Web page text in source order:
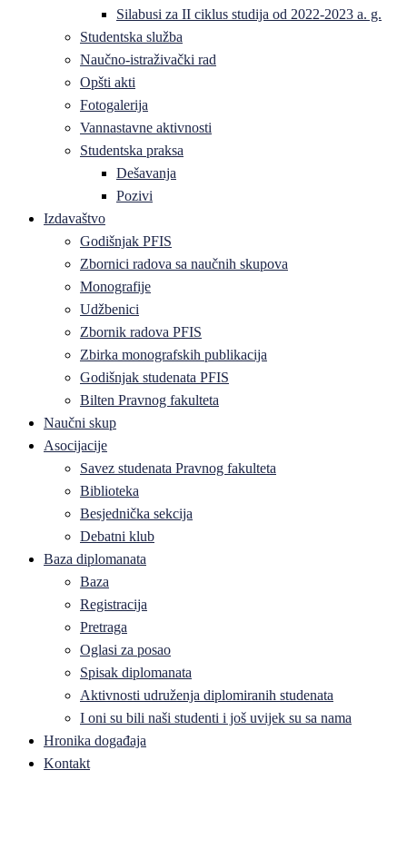
Silabusi za II ciklus studija od 2022-2023 a. g.
Studentska služba
Naučno-istraživački rad
Opšti akti
Fotogalerija
Vannastavne aktivnosti
Studentska praksa
Dešavanja
Pozivi
Izdavaštvo
Godišnjak PFIS
Zbornici radova sa naučnih skupova
Monografije
Udžbenici
Zbornik radova PFIS
Zbirka monografskih publikacija
Godišnjak studenata PFIS
Bilten Pravnog fakulteta
Naučni skup
Asocijacije
Savez studenata Pravnog fakulteta
Biblioteka
Besjednička sekcija
Debatni klub
Baza diplomanata
Baza
Registracija
Pretraga
Oglasi za posao
Spisak diplomanata
Aktivnosti udruženja diplomiranih studenata
I oni su bili naši studenti i još uvijek su sa nama
Hronika događaja
Kontakt